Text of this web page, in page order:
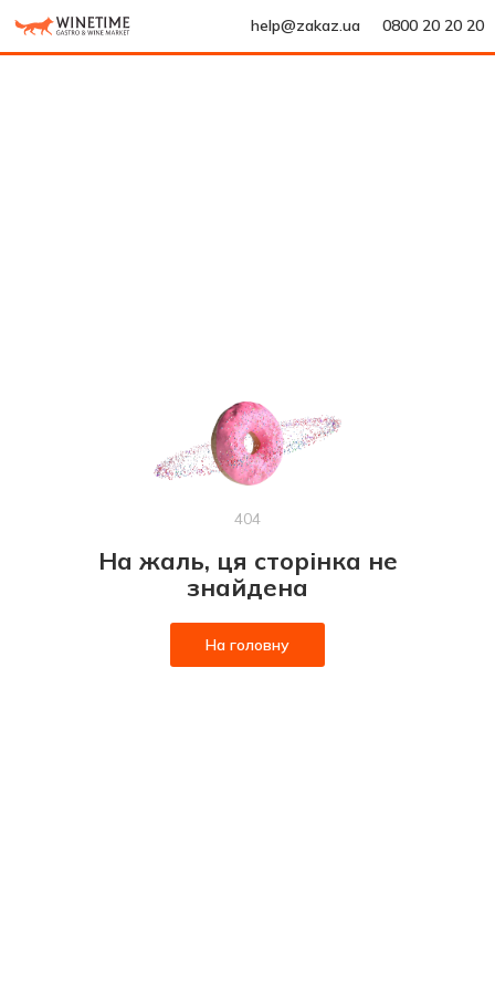
help@zakaz.ua 0800 20 20 20
404
На жаль, ця сторінка не
знайдена
На головну